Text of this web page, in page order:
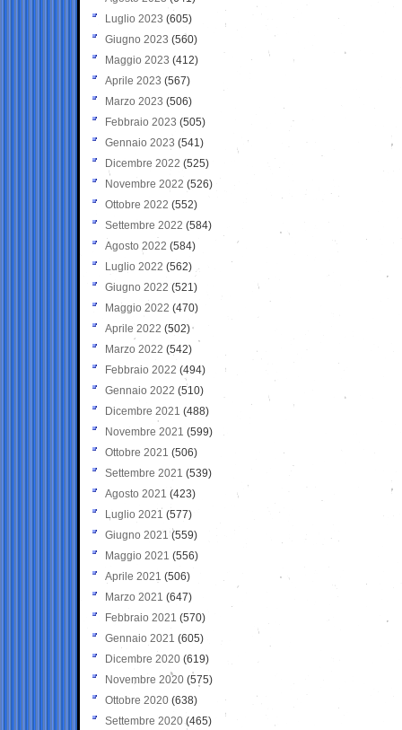
Luglio 2023 (605)
Giugno 2023 (560)
Maggio 2023 (412)
Aprile 2023 (567)
Marzo 2023 (506)
Febbraio 2023 (505)
Gennaio 2023 (541)
Dicembre 2022 (525)
Novembre 2022 (526)
Ottobre 2022 (552)
Settembre 2022 (584)
Agosto 2022 (584)
Luglio 2022 (562)
Giugno 2022 (521)
Maggio 2022 (470)
Aprile 2022 (502)
Marzo 2022 (542)
Febbraio 2022 (494)
Gennaio 2022 (510)
Dicembre 2021 (488)
Novembre 2021 (599)
Ottobre 2021 (506)
Settembre 2021 (539)
Agosto 2021 (423)
Luglio 2021 (577)
Giugno 2021(559)
Maggio 2021 (556)
Aprile 2021 (506)
Marzo 2021 (647)
Febbraio 2021 (570)
Gennaio 2021 (605)
Dicembre 2020 (619)
Novembre 2020 (575)
Ottobre 2020 (638)
Settembre 2020(465)